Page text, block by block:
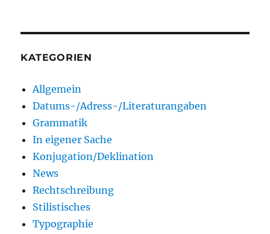
KATEGORIEN
Allgemein
Datums-/Adress-/Literaturangaben
Grammatik
In eigener Sache
Konjugation/Deklination
News
Rechtschreibung
Stilistisches
Typographie